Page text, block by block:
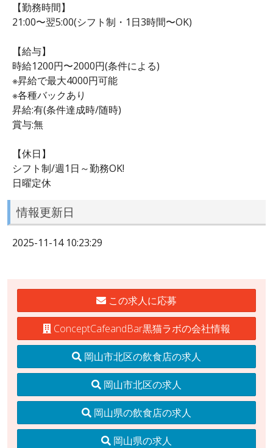
【勤務時間】
21:00〜翌5:00(シフト制・1日3時間〜OK)
【給与】
時給1200円〜2000円(条件による)
※昇給で最大4000円可能
※各種バックあり
昇給:有(条件達成時/随時)
賞与:無
【休日】
シフト制/週1日～勤務OK!
日曜定休
情報更新日
2025-11-14 10:23:29
この求人に応募
ConceptCafeandBar黒猫ラボの会社情報
岡山市北区の飲食店の求人
岡山市北区の求人
岡山県の飲食店の求人
岡山県の求人